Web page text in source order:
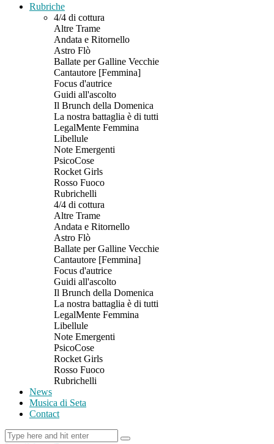
Rubriche
4/4 di cottura
Altre Trame
Andata e Ritornello
Astro Flò
Ballate per Galline Vecchie
Cantautore [Femmina]
Focus d'autrice
Guidi all'ascolto
Il Brunch della Domenica
La nostra battaglia è di tutti
LegalMente Femmina
Libellule
Note Emergenti
PsicoCose
Rocket Girls
Rosso Fuoco
Rubrichelli
4/4 di cottura
Altre Trame
Andata e Ritornello
Astro Flò
Ballate per Galline Vecchie
Cantautore [Femmina]
Focus d'autrice
Guidi all'ascolto
Il Brunch della Domenica
La nostra battaglia è di tutti
LegalMente Femmina
Libellule
Note Emergenti
PsicoCose
Rocket Girls
Rosso Fuoco
Rubrichelli
News
Musica di Seta
Contact